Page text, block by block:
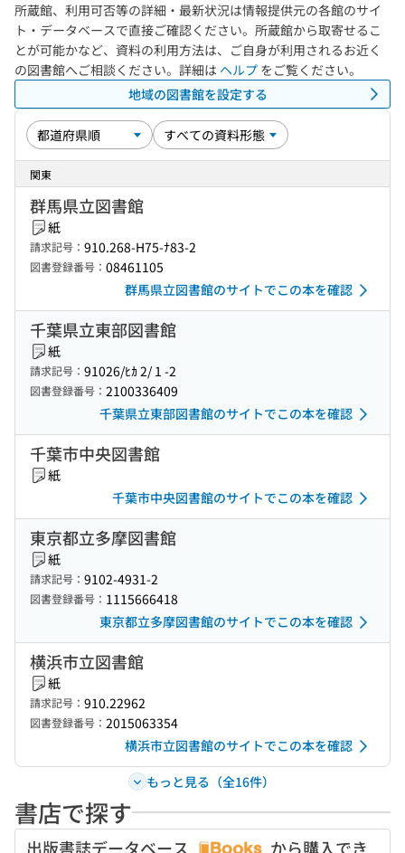
所蔵館、利用可否等の詳細・最新状況は情報提供元の各館のサイ
ト・データベースで直接ご確認ください。所蔵館から取寄せるこ
とが可能かなど、資料の利用方法は、ご自身が利用されるお近く
の図書館へご相談ください。詳細は ヘルプ をご覧ください。
地域の図書館を設定する
関東
群馬県立図書館
紙
請求記号： 910.268-H75-ﾅ83-2
図書登録番号： 08461105
群馬県立図書館のサイトでこの本を確認
千葉県立東部図書館
紙
請求記号： 91026/ﾋｶ 2/ 1 -2
図書登録番号： 2100336409
千葉県立東部図書館のサイトでこの本を確認
千葉市中央図書館
紙
千葉市中央図書館のサイトでこの本を確認
東京都立多摩図書館
紙
請求記号： 9102-4931-2
図書登録番号： 1115666418
東京都立多摩図書館のサイトでこの本を確認
横浜市立図書館
紙
請求記号： 910.22962
図書登録番号： 2015063354
横浜市立図書館のサイトでこの本を確認
もっと見る（全16件）
書店で探す
出版書誌データベース から購入でき